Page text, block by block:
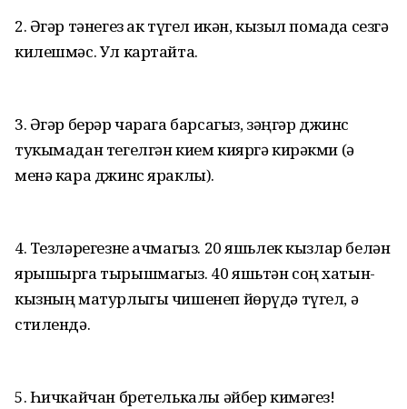
2. Әгәр тәнегез ак түгел икән, кызыл помада сезгә
килешмәс. Ул картайта.
3. Әгәр берәр чарага барсагыз, зәңгәр джинс
тукымадан тегелгән кием кияргә кирәкми (ә
менә кара джинс яраклы).
4. Тезләрегезне ачмагыз. 20 яшьлек кызлар белән
ярышырга тырышмагыз. 40 яшьтән соң хатын-
кызның матурлыгы чишенеп йөрүдә түгел, ә
стилендә.
5. Һичкайчан бретелькалы әйбер кимәгез!